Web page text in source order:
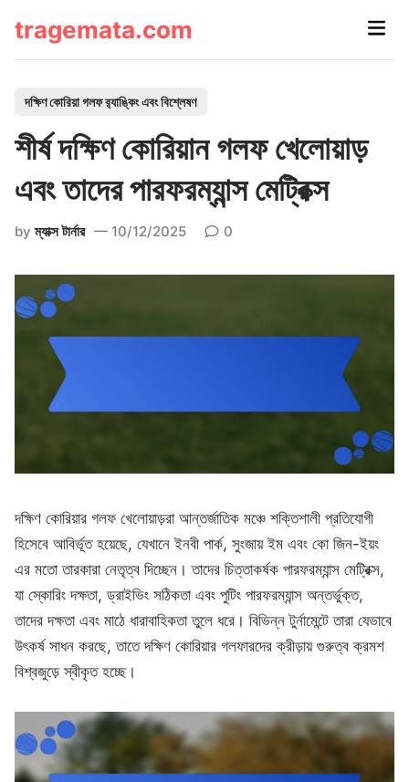
tragemata.com
Main
P
s
e
d
n
দক্ষিণ কোরিয়া গলফ র‌্যাঙ্কিং এবং বিশ্লেষণ
শীর্ষ দক্ষিণ কোরিয়ান গলফ খেলোয়াড়
এবং তাদের পারফরম্যান্স মেট্রিক্স
byম্যাক্স টার্নার 10/12/2025 0
দক্ষিণ কোরিয়ার গলফ খেলোয়াড়রা আন্তর্জাতিক মঞ্চে শক্তিশালী প্রতিযোগী
হিসেবে আবির্ভূত হয়েছে, যেখানে ইনবী পার্ক, সুংজায় ইম এবং কো জিন-ইয়ং
এর মতো তারকারা নেতৃত্ব দিচ্ছেন। তাদের চিত্তাকর্ষক পারফরম্যান্স মেট্রিক্স,
যা স্কোরিং দক্ষতা, ড্রাইভিং সঠিকতা এবং পুটিং পারফরম্যান্স অন্তর্ভুক্ত,
তাদের দক্ষতা এবং মাঠে ধারাবাহিকতা তুলে ধরে। বিভিন্ন টুর্নামেন্টে তারা যেভাবে
উৎকর্ষ সাধন করছে, তাতে দক্ষিণ কোরিয়ার গলফারদের ক্রীড়ায় গুরুত্ব ক্রমশ
বিশ্বজুড়ে স্বীকৃত হচ্ছে।